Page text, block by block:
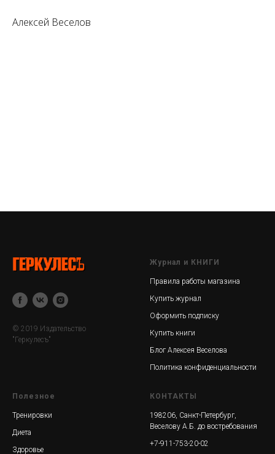
Алексей Веселов
© 2019 Издательство
"Геркулесъ"
Журнал и КНИГИ
Правила работы магазина
Купить журнал
Оформить подписку
Купить книги
Блог Алексея Веселова
Политика конфиденциальности
Полезное
Тренировки
Диета
Здоровье
КОНТАКТЫ
198206, Санкт-Петербург,
Веселову А.Б. до востребования
+7-911-753-20-02